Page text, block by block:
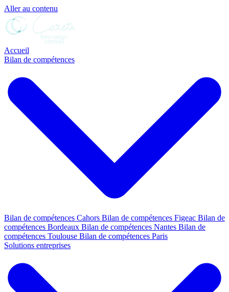
Aller au contenu
Accueil
Bilan de compétences
Bilan de compétences Cahors Bilan de compétences Figeac Bilan de
compétences Bordeaux Bilan de compétences Nantes Bilan de
compétences Toulouse Bilan de compétences Paris
Solutions entreprises